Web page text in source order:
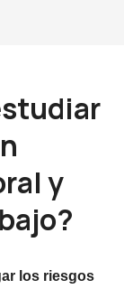
y
los riesgos